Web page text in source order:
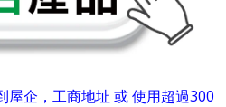
屋企，工商地址 或 使用超過300